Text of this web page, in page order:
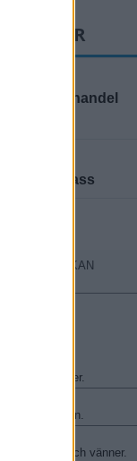
08:03
narkotikahandel
valkompass
KYRKAN
mötesplatser.
är öppen.
Hafsband och vänner.